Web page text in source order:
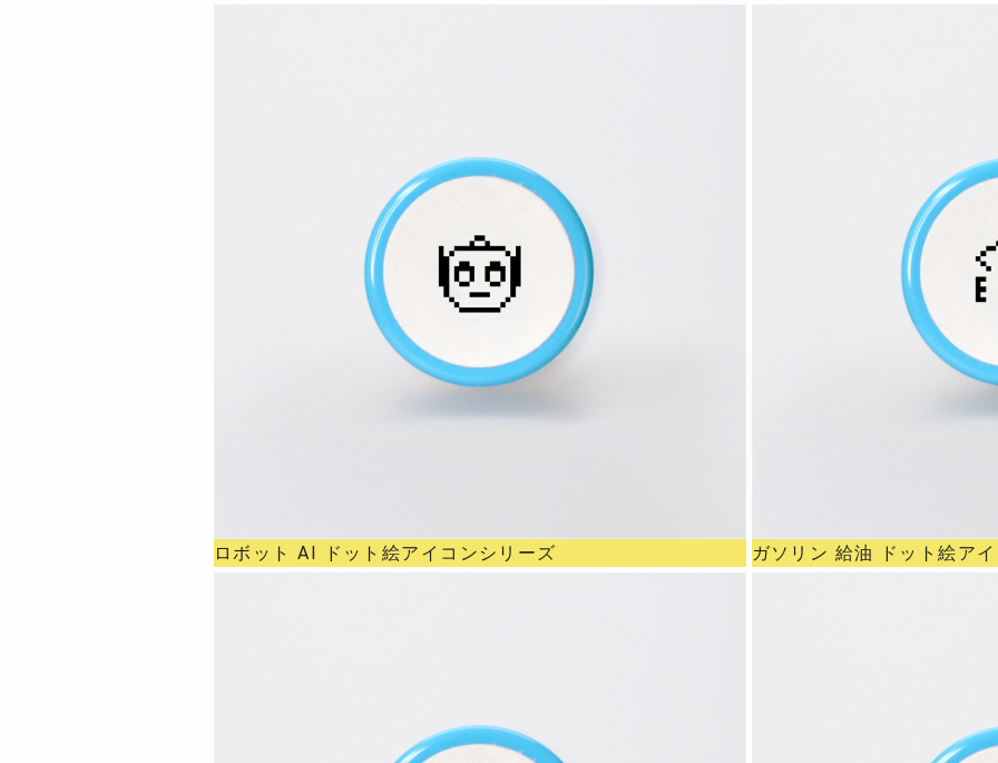
ロボット AI ドット絵アイコンシリーズ ガソリン 給油 ドット絵ア